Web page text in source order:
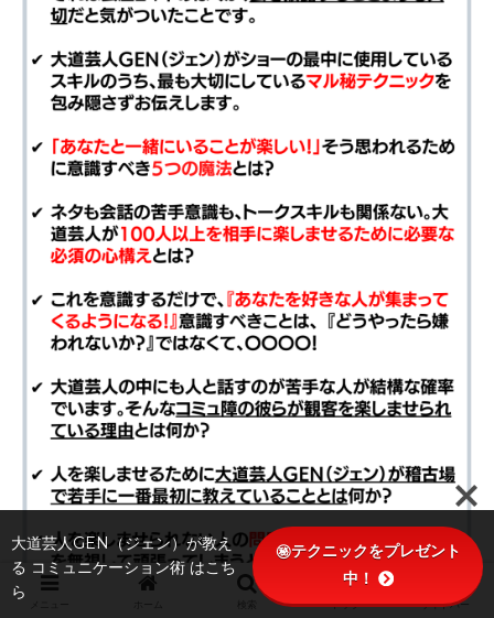
トップ サイドバー
大道芸人GEN（ジェン）が教え
る コミュニケーション術 はこち
ら
㊙テクニックをプレゼント
中！